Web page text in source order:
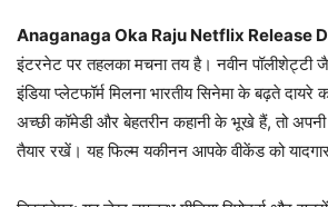
Anaganaga Oka Raju Netflix Release
इंटरनेट पर तहलका मचना तय है। नवीन
इंडिया प्लेटफॉर्म मिलना भारतीय सिनेमा के बढ़ते
अच्छी कॉमेडी और बेहतरीन कहानी के भूखे हैं, तो अपनी
तैयार रखें। यह फिल्म यकीनन आपके वीकेंड को यादगार